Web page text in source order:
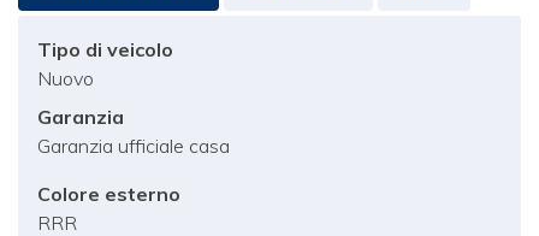
Tipo di veicolo
Nuovo
Garanzia
Garanzia ufficiale casa
Colore esterno
RRR